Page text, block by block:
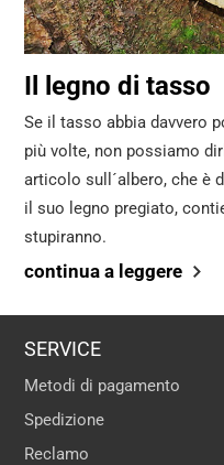
Il legno di tasso
Se il tasso abbia davvero
più volte, non possiamo
articolo sull´albero, che è
il suo legno pregiato,
stupiranno.
continua a leggere
SERVICE
Metodi di pagamento
Spedizione
Reclamo